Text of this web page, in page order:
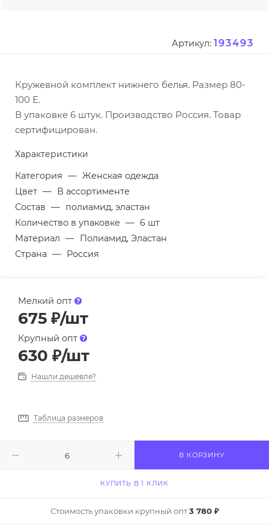
Артикул: 193493
Кружевной комплект нижнего белья. Размер 80-
100 E.
В упаковке 6 штук. Производство Россия. Товар
сертифицирован.
Характеристики
Категория — Женская одежда
Цвет — В ассортименте
Состав — полиамид, эластан
Количество в упаковке — 6 шт
Материал — Полиамид, Эластан
Страна — Россия
Мелкий опт
675 ₽/шт
Крупный опт
630 ₽/шт
Нашли дешевле?
Таблица размеров
В КОРЗИНУ
КУПИТЬ В 1 КЛИК
Стоимость упаковки крупный опт3 780 ₽